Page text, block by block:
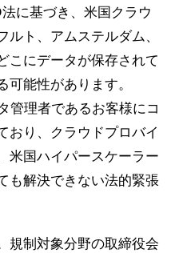
に基づき、米国クラウ
ルト、アムステルダム、
こにデータが保存されて
能性があります。
管理者であるお客様にコ
おり、クラウドプロバイ
米国ハイパースケーラー
も解決できない法的緊張
規制対象分野の取締役会